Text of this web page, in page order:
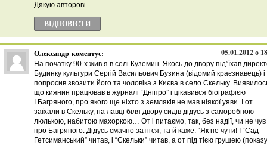
Дякую авторові.
ВІДПОВІCТИ
Олександр коментує: 05.01.2012 о
На початку 90-х жив я в селі Куземин. Якось до двору під”їхав
Будинку культури Сергій Васильович Бузина (відомий краєзнавець) і
попросив звозити його та чоловіка з Києва в село Скельку.
що киянин працював в журналі “Дніпро” і цікавився біографією
І.Багряного, про якого ще ніхто з земляків не мав ніякої уяви. І от
заїхали в Скельку, на лавці біля двору сидів дідусь з саморобною
люлькою, набитою махоркою… От і питаємо, так, без надії, чи не чув
про Багряного. Дідусь смачно затігся, та й каже: “Як не чути! І “Сад
Гетсиманський” читав, і “Скельки” читав, а от під тією грушею